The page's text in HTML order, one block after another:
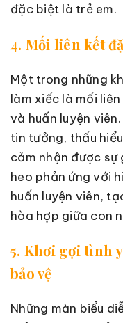
đặc biệt là trẻ em.
4. Mối liên kết
Một trong những
làm xiếc là mối
và huấn luyện
tin tưởng, thấu
cảm nhận được
heo phản ứng với
huấn luyện viên,
hòa hợp giữa con
5. Khơi gợi tình
bảo vệ
Những màn biểu